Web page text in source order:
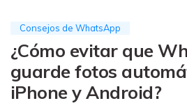
Celular a
Transfiere
videos, SMS y
Consejos de WhatsApp
¿Cómo evitar que
guarde fotos
iPhone y Android?